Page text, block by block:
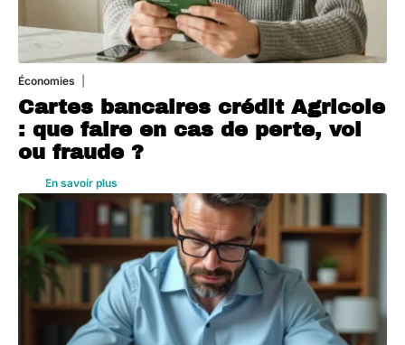
Économies
Cartes bancaires crédit Agricole
: que faire en cas de perte, vol
ou fraude ?
En savoir plus